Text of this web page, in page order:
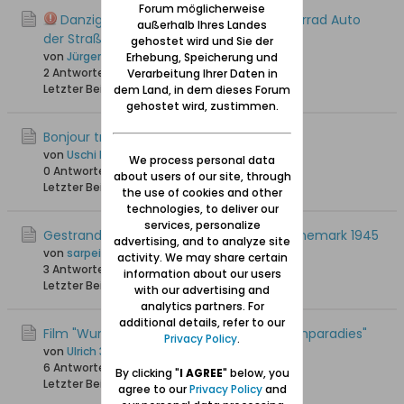
Danzig im Video - zu Fuß mit dem Fahrrad Auto
der Straßenbahn usw
von Jürgen_W
2 Antworten
1.397 Hits0 Likes
Letzter Beitrag18.03.2025, 12:46
Bonjour tristesse - Kult und Skandal
von Uschi Danziger
0 Antworten
1.865 Hits0 Likes
Letzter Beitrag29.01.2025, 13:39
Gestrandet - Deutsche Flüchtlinge in Dänemark 1945
von sarpei
3 Antworten
2.164 Hits0 Likes
Letzter Beitrag
06.12.2024, 22:10
Film "Wunderschön! Masuren: Polens Seenparadies"
von Ulrich 31
6 Antworten
3.433 Hits0 Likes
Letzter Beitrag26.07.2024, 10:29
Forum möglicherweise
außerhalb Ihres Landes
gehostet wird und Sie der
Erhebung, Speicherung und
Verarbeitung Ihrer Daten in
dem Land, in dem dieses Forum
gehostet wird, zustimmen.
We process personal data
about users of our site, through
the use of cookies and other
technologies, to deliver our
services, personalize
advertising, and to analyze site
activity. We may share certain
information about our users
with our advertising and
analytics partners. For
additional details, refer to our
Privacy Policy.
By clicking "I AGREE" below, you
agree to ourPrivacy Policyand